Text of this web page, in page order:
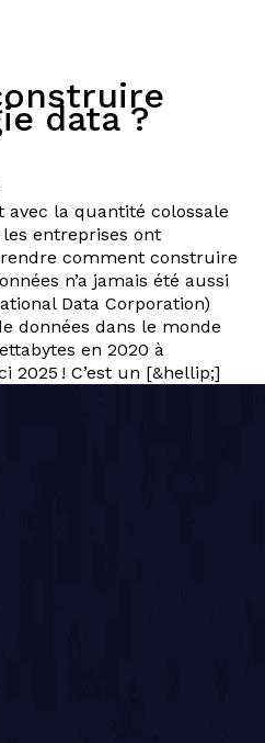
data ?
avec la quantité colossale
entreprises ont
comment construire
n’a jamais été aussi
Data Corporation)
données dans le monde
en 2020 à
2025 ! C’est un [&hellip;]